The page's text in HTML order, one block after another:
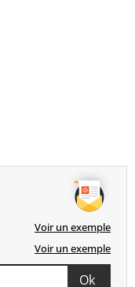
Voir un exemple
Voir un exemple